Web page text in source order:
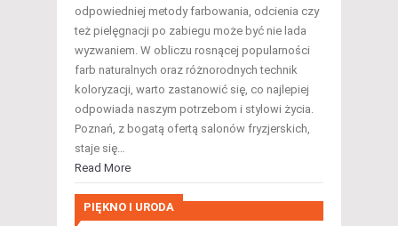
odpowiedniej metody farbowania, odcienia czy
też pielęgnacji po zabiegu może być nie lada
wyzwaniem. W obliczu rosnącej popularności
farb naturalnych oraz różnorodnych technik
koloryzacji, warto zastanowić się, co najlepiej
odpowiada naszym potrzebom i stylowi życia.
Poznań, z bogatą ofertą salonów fryzjerskich,
staje się…
Read More
PIĘKNO I URODA